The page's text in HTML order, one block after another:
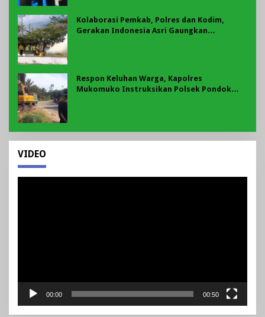
Kolaborasi Pemkab, Polres dan Kodim,
Gerakan Indonesia Asri Gaungkan
Respon Keluhan Warga, Kapolres
Mukomuko Instruksikan Polsek Pondok
VIDEO
00:00 00:50